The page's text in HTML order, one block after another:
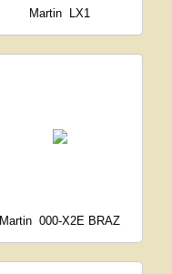
Martin LX1
Martin 000-X2E BRAZ